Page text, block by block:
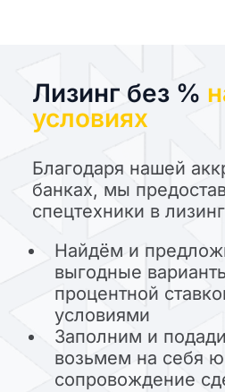
Лизинг без %
условиях
Благодаря нашей
банках, мы
спецтехники в лизинг
Найдём и
выгодные
процентной
условиями
Заполним и
возьмем на себя
сопровождение